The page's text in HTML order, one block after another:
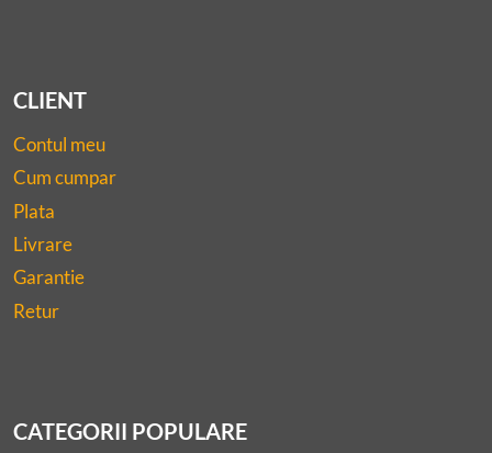
CLIENT
Contul meu
Cum cumpar
Plata
Livrare
Garantie
Retur
CATEGORII POPULARE